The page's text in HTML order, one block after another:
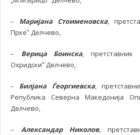
– Маријана Стоименовска,
Прке“Делчево,
– Верица Боинска,
Охридски“Делчево,
– Билјана Ѓеоргиевска,
Република Северна Македонија
Делчево,
– Александар Николов,